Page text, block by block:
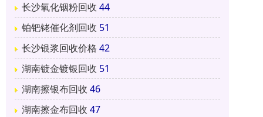
长沙氧化铟粉回收 44
铂钯铑催化剂回收 51
长沙银浆回收价格 42
湖南镀金镀银回收 51
湖南擦银布回收 46
湖南擦金布回收 47